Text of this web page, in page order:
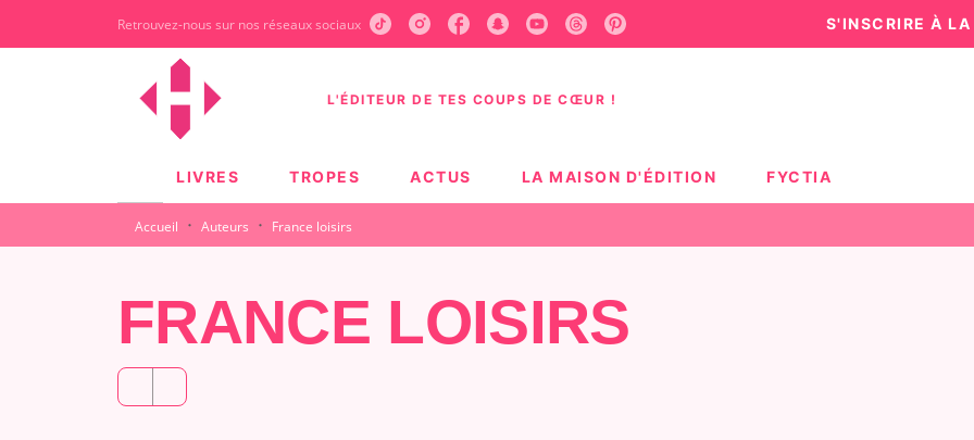
CONTENU PIED DE PAGE
Retrouvez-nous sur nos réseaux sociaux S'INSCRIRE À
L'ÉDITEUR DE TES COUPS DE CŒUR !
LIVRES TROPES ACTUS LA MAISON D'ÉDITION FYCTIA
Accueil · Auteurs · France loisirs
FRANCE LOISIRS